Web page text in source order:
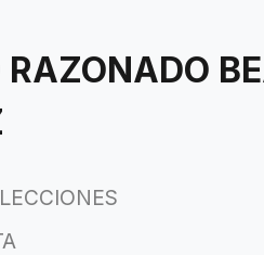
RAZONADO